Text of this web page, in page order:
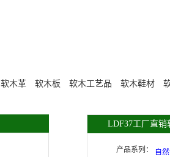
软木革 软木板 软木工艺品 软木鞋材
LDF37工厂直销
产品系列：
自